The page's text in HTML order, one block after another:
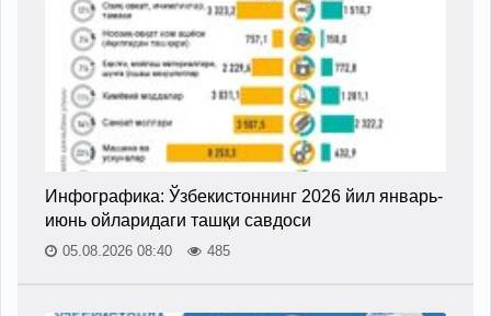
Инфографика: Ўзбекистоннинг 2026 йил январь-
июнь ойларидаги ташқи савдоси
05.08.2026 08:40 485